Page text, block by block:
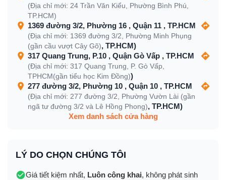
(Địa chỉ mới: 24 Trần Văn Kiểu, Phường Bình Phú,
TP.HCM)
1369 đường 3/2, Phường 16 , Quận 11 , TP.HCM
(Địa chỉ mới: 1369 đường 3/2, Phường Minh Phụng
(gần cầu vượt Cây Gõ), TP.HCM)
317 Quang Trung, P.10 , Quận Gò Vấp , TP.HCM
(Địa chỉ mới: 317 Quang Trung, P. Gò Vấp,
TPHCM(gần tiểu học Kim Đồng))
277 đường 3/2, Phường 10 , Quận 10 , TP.HCM
(Địa chỉ mới: 277 đường 3/2, Phường Vườn Lài (gần
ngã tư đường 3/2 và Lê Hồng Phong), TP.HCM)
Xem danh sách cửa hàng
LÝ DO CHỌN CHÚNG TÔI
Giá tiết kiệm nhất, Luôn công khai, không phát sinh